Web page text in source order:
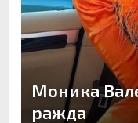
Моника
ражда